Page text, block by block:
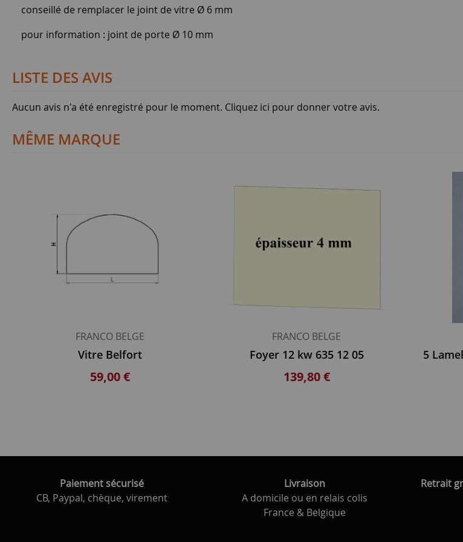
conseillé de remplacer le joint de vitre Ø 6 mm
pour information : joint de porte Ø 10 mm
LISTE DES AVIS
Aucun avis n'a été enregistré pour le moment. Cliquez ici pour donner votre avis.
MÊME MARQUE
FRANCO BELGE
Vitre Belfort
59,00 €
FRANCO BELGE
Foyer 12 kw 635 12 05
139,80 €
Paiement sécurisé
CB, Paypal, chèque, virement
Livraison
A domicile ou en relais colis
France & Belgique
Retrait